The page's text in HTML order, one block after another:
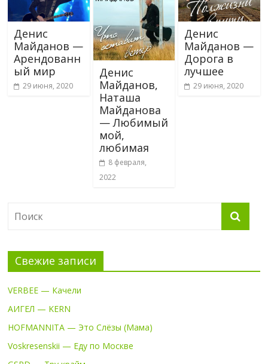
Денис
Майданов —
Арендованн
ый мир
29 июня, 2020
Денис
Майданов,
Наташа
Майданова
— Любимый
мой,
любимая
8 февраля,
2022
Денис
Майданов —
Дорога в
лучшее
29 июня, 2020
Свежие записи
VERBEE — Качели
АИГЕЛ — KERN
HOFMANNITA — Это Слёзы (Мама)
Voskresenskii — Еду по Москве